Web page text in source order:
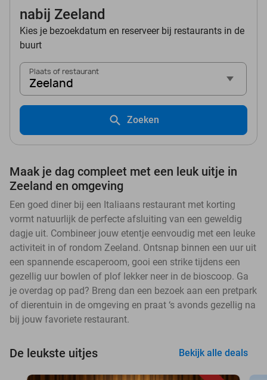
nabij Zeeland
Kies je bezoekdatum en reserveer bij restaurants in de
buurt
Plaats of restaurant
Zeeland
Zoeken
Maak je dag compleet met een leuk uitje in
Zeeland en omgeving
Een goed diner bij een Italiaans restaurant met korting
vormt natuurlijk de perfecte afsluiting van een geweldig
dagje uit. Combineer jouw etentje eenvoudig met een leuke
activiteit in of rondom Zeeland. Ontsnap binnen een uur uit
een spannende escaperoom, gooi een strike tijdens een
gezellig uur bowlen of plof lekker neer in de bioscoop. Ga
je overdag op pad? Breng dan een bezoek aan een pretpark
of dierentuin in de omgeving en praat ‘s avonds gezellig na
bij jouw favoriete restaurant.
De leukste uitjes Bekijk alle deals